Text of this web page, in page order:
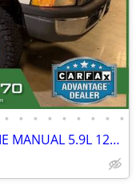
• • • • • • • • •
1997 DODGE RAM 2500 SLT LARAMIE MANUAL 5.9L 12V CUMMINS DIESEL